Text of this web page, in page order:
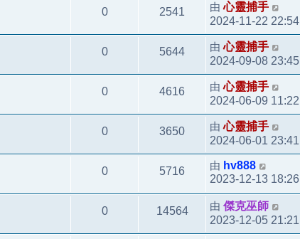
0 2541 由心靈捕手
2024-11-22 22:54
0 5644 由心靈捕手
2024-09-08 23:45
0 4616 由心靈捕手
2024-06-09 11:22
0 3650 由心靈捕手
2024-06-01 23:41
0 5716 由 hv888
2023-12-13 18:26
0 14564 由 傑克巫師
2023-12-05 21:21